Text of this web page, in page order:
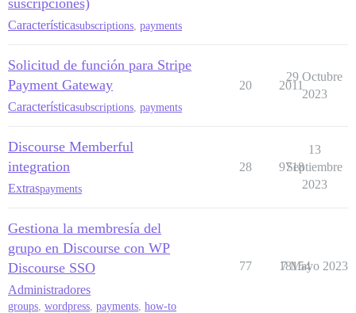
suscripciones)
Característicasubscriptions payments
Solicitud de función para Stripe
Payment Gateway
Característicasubscriptions payments
20 2011
29 Octubre
2023
Discourse Memberful
integration
Extraspayments
28 9718
13
Septiembre
2023
Gestiona la membresía del
grupo en Discourse con WP
Discourse SSO
Administradores
groups, wordpress, payments, how-to
77 18154
7 Mayo 2023